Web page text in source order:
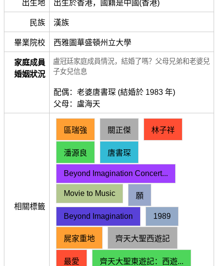
出生地 出生於香港，國籍是中國(香港)
民族 漢族
畢業院校 西雅圖華盛頓州立大學
家庭成員
婚姻狀況
盧冠廷家庭成員情況，結婚了嗎？父母兄弟和老婆兒
子女兒信息
配偶：老婆唐書琛 (結婚於 1983 年)
父母：盧海天
相關標籤
區瑞強 關正傑 林子祥
潘源良 唐書琛
Beyond Imagination Concert...
Movie to Music 願
Beyond Imagination 1989
屍家重地 齊天大聖西遊記
最愛 齊天大聖東遊記：西遊...